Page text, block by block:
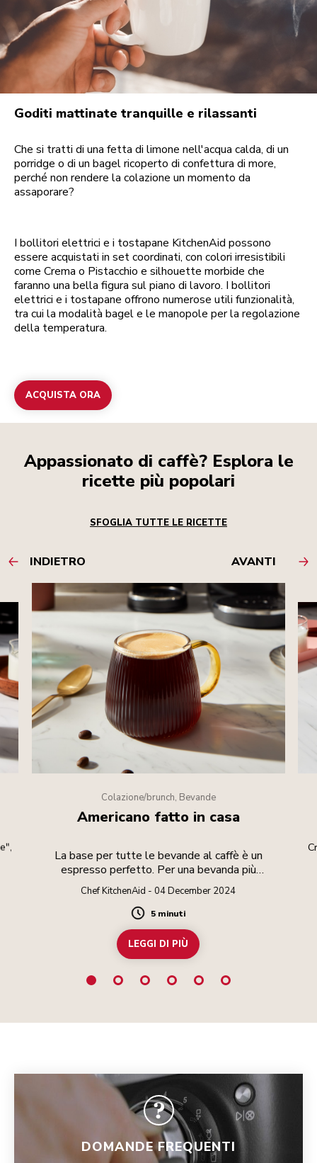
Goditi mattinate tranquille e rilassanti
Che si tratti di una fetta di limone nell'acqua calda, di un
porridge o di un bagel ricoperto di confettura di more,
perché non rendere la colazione un momento da
assaporare?
I bollitori elettrici e i tostapane KitchenAid possono
essere acquistati in set coordinati, con colori irresistibili
come Crema o Pistacchio e silhouette morbide che
faranno una bella figura sul piano di lavoro. I bollitori
elettrici e i tostapane offrono numerose utili funzionalità,
tra cui la modalità bagel e le manopole per la regolazione
della temperatura.
ACQUISTA ORA
Appassionato di caffè? Esplora le
ricette più popolari
SFOGLIA TUTTE LE RICETTE
INDIETRO AVANTI
Colazione/brunch, Bevande
Americano fatto in casa
La base per tutte le bevande al caffè è un
espresso perfetto. Per una bevanda più
allungata, basta aggiungere dell'acqua calda.
Chef KitchenAid - 04 December 2024
Duration
5 minuti
LEGGI DI PIÙ
DOMANDE FREQUENTI